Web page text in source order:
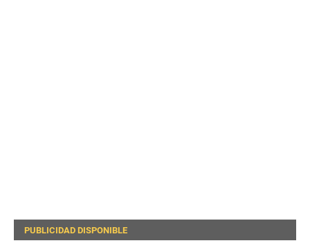
PUBLICIDAD DISPONIBLE